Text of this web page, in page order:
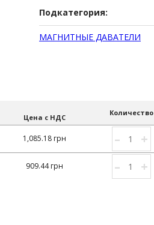
Подкатегория:
МАГНИТНЫЕ ДАВАТЕЛИ
Цена с НДС
Количество
1,085.18 грн – +
909.44 грн – +